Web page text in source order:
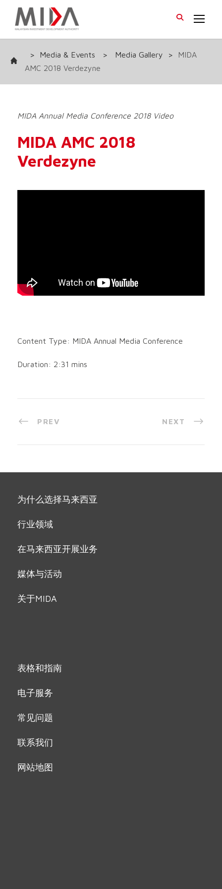
> Media & Events > Media Gallery >
MIDA
AMC 2018 Verdezyne
MIDA Annual Media Conference 2018 Video
MIDA AMC 2018
Verdezyne
Content Type: MIDA Annual Media Conference
Duration: 2:31 mins
PREV NEXT
为什么选择马来西亚
行业领域
在马来西亚开展业务
媒体与活动
关于MIDA
表格和指南
电子服务
常见问题
联系我们
网站地图